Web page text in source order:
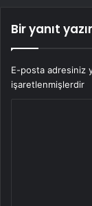
Bir yanıt
E-posta adresiniz
işaretlenmişlerdir